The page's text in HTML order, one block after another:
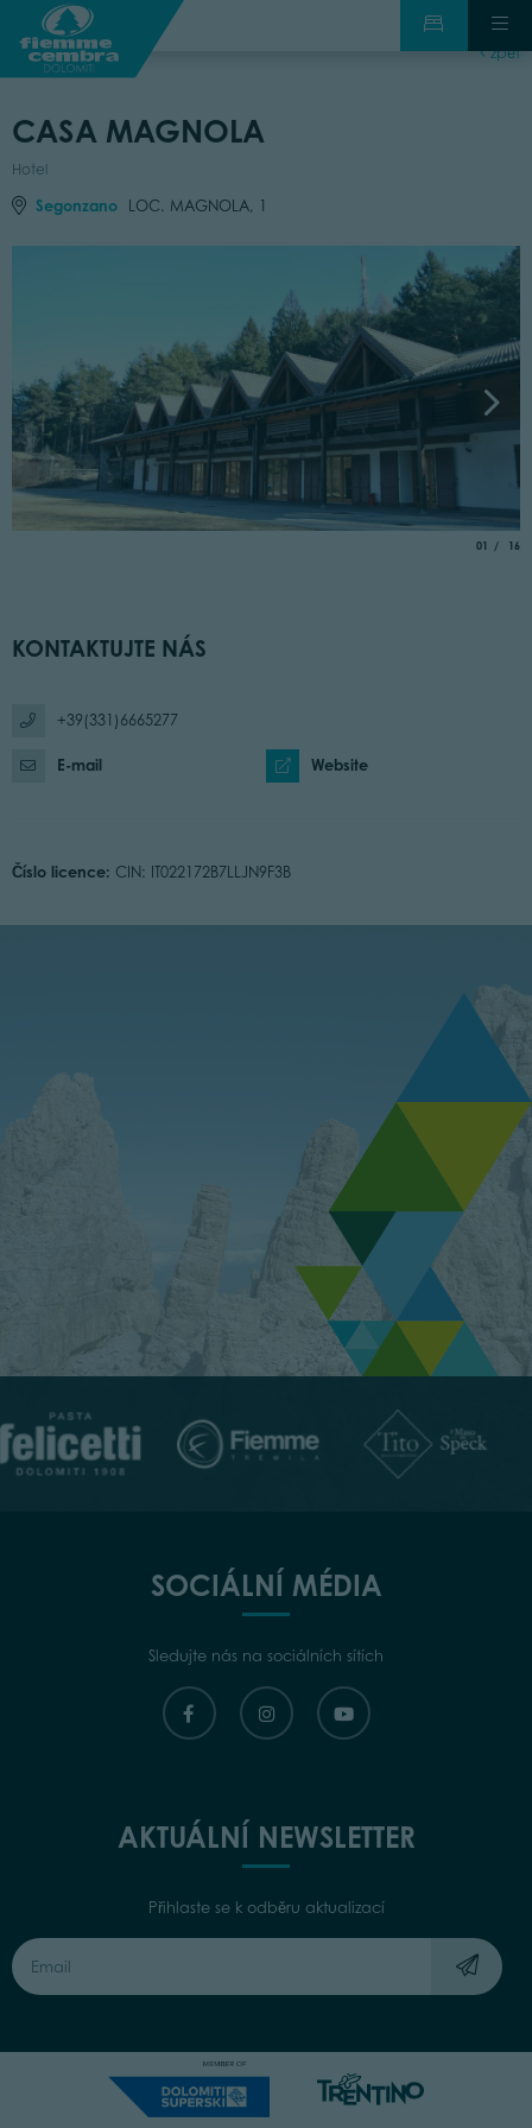
zpět
CASA MAGNOLA
Hotel
Segonzano LOC. MAGNOLA, 1
01 of
16
KONTAKTUJTE NÁS
+39(331)6665277
E-mail Website
Číslo licence: CIN: IT022172B7LLJN9F3B
SOCIÁLNÍ MÉDIA
Sledujte nás na sociálních sítích
AKTUÁLNÍ NEWSLETTER
Přihlaste se k odběru aktualizací